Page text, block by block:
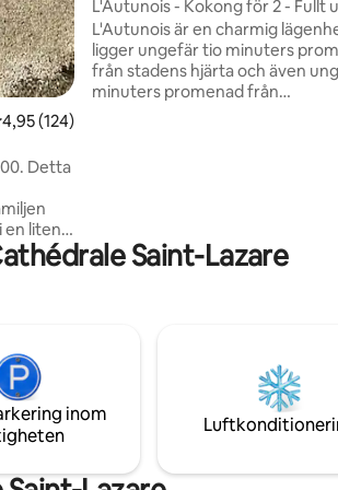
av 5 i genomsnittligt betyg, 124 omdömen
4,95 (124)
Detta
en liten
utrustat
en
+ -
2
L'Autunois - Kokong för 2 - Fullt
L'Autunois är en charmig
ligger ungefär tio minuters
från stadens hjärta och även
minuters promenad från
andra bekvämligheter. Sjukhuset ligger
Saint-Lazare
inom